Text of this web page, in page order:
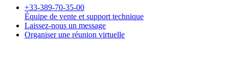
+33-389-70-35-00
Équipe de vente et support technique
Laissez-nous un message
Organiser une réunion virtuelle